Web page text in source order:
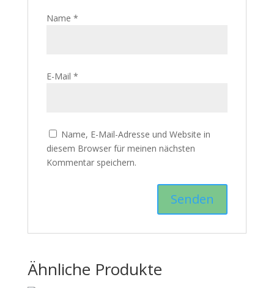
Name *
E-Mail *
Name, E-Mail-Adresse und Website in
diesem Browser für meinen nächsten
Kommentar speichern.
Ähnliche Produkte